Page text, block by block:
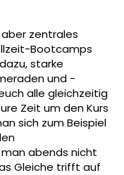
zentrales
Bootcamps
starke
und -
alle gleichzeitig
Zeit um den Kurs
sich zum Beispiel
abends nicht
Gleiche trifft auf